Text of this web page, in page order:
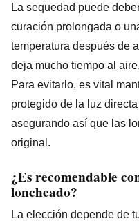
La sequedad puede
curación prolongada o
temperatura después de
deja mucho tiempo al
Para evitarlo, es vital
protegido de la luz
asegurando así que las
original.
¿Es recomendable
loncheado?
La elección depende de